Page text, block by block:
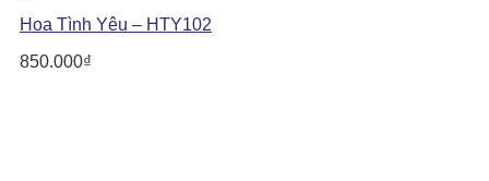
Hoa Tình Yêu – HTY102
850.000₫